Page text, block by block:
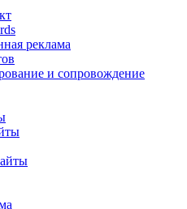
реклама
и сопровождение